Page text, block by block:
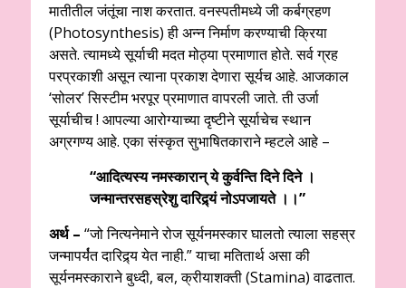
मातीतील जंतूंचा नाश करतात. वनस्पतीमध्ये जी कर्बग्रहण
(Photosynthesis) ही अन्न निर्माण करण्याची क्रिया
असते. त्यामध्ये सूर्याची मदत मोठ्या प्रमाणात होते. सर्व ग्रह
परप्रकाशी असून त्याना प्रकाश देणारा सूर्यच आहे. आजकाल
‘सोलर’ सिस्टीम भरपूर प्रमाणात वापरली जाते. ती उर्जा
सूर्याचीच ! आपल्या आरोग्याच्या दृष्टीने सूर्याचेच स्थान
अग्रगण्य आहे. एका संस्कृत सुभाषितकाराने म्हटले आहे –
“आदित्यस्य नमस्कारान्‌ ये कुर्वन्ति दिने दिने ।
जन्मान्तरसहस्रेशु दारिद्र्यं नोऽपजायते ।।”
अर्थ – “जो नित्यनेमाने रोज सूर्यनमस्कार घालतो त्याला सहस्र
जन्मापर्य॑त दारिद्र्य येत नाही.” याचा मतितार्थ असा की
सूर्यनमस्काराने बुध्दी, बल, क्रीयाशक्ती (Stamina) वाढतात.